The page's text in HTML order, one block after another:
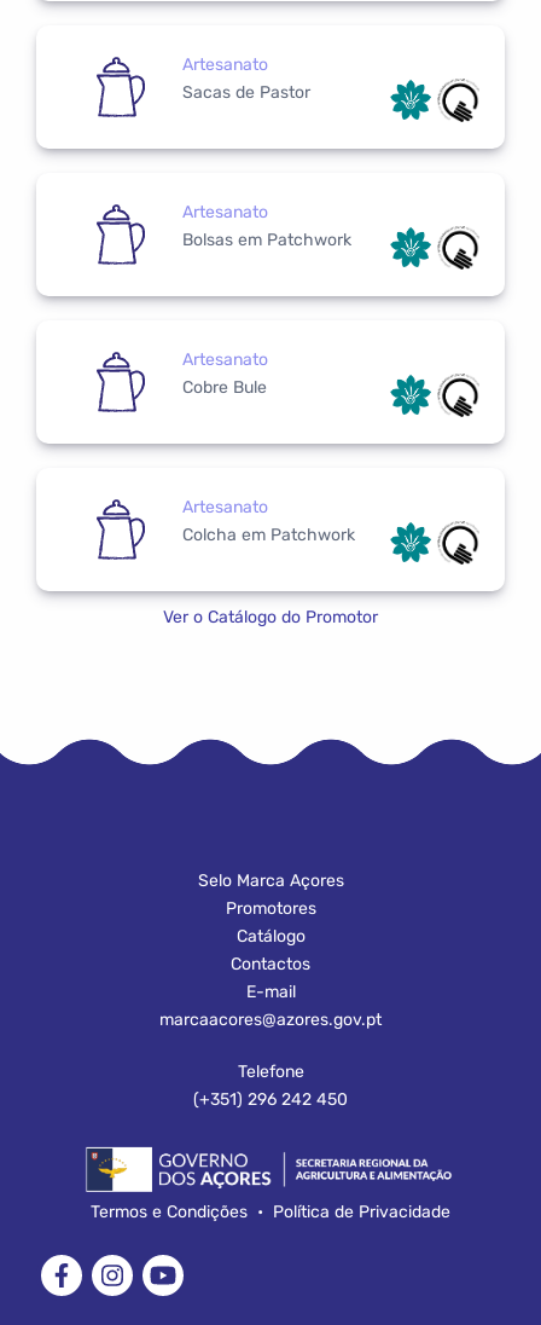
Artesanato
Sacas de Pastor
Artesanato
Bolsas em Patchwork
Artesanato
Cobre Bule
Artesanato
Colcha em Patchwork
Ver o Catálogo do Promotor
Selo Marca Açores
Promotores
Catálogo
Contactos
E-mail
marcaacores@azores.gov.pt
Telefone
(+351) 296 242 450
Termos e Condições • Política de Privacidade